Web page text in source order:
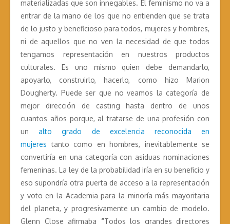
materializadas que son innegables. El feminismo no va a
entrar de la mano de los que no entienden que se trata
de lo justo y beneficioso para todos, mujeres y hombres,
ni de aquellos que no ven la necesidad de que todos
tengamos representación en nuestros productos
culturales. Es uno mismo quien debe demandarlo,
apoyarlo, construirlo, hacerlo, como hizo Marion
Dougherty. Puede ser que no veamos la categoría de
mejor dirección de casting hasta dentro de unos
cuantos años porque, al tratarse de una profesión con
unalto grado de excelencia reconocida en
mujeres tanto como en hombres, inevitablemente se
convertiría en una categoría con asiduas nominaciones
femeninas. La ley de la probabilidad iría en su beneficio y
eso supondría otra puerta de acceso a la representación
y voto en la Academia para la minoría más mayoritaria
del planeta, y progresivamente un cambio de modelo.
Glenn Close afirmaba “Todos los grandes directores